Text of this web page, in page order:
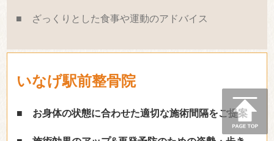
■ ざっくりとした食事や運動のアドバイス
いなげ駅前整骨院
■ お身体の状態に合わせた適切な施術間隔をご提案